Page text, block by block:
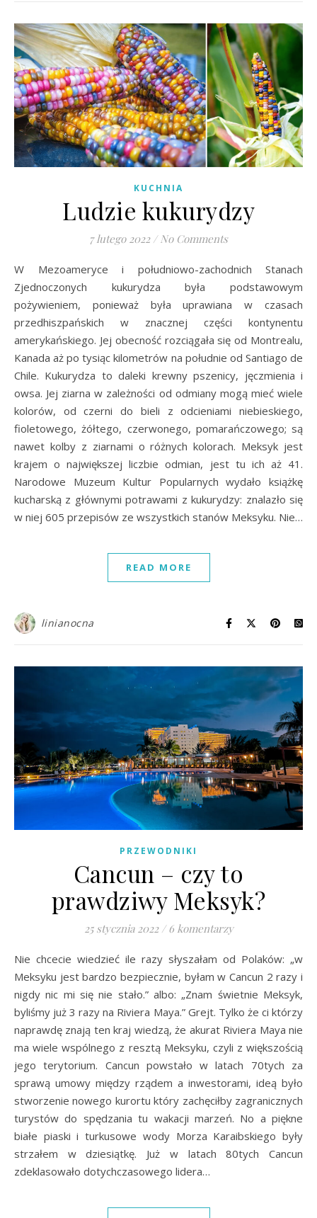
KUCHNIA
Ludzie kukurydzy
7 lutego 2022 / No Comments
W Mezoameryce i południowo-zachodnich Stanach
Zjednoczonych kukurydza była podstawowym
pożywieniem, ponieważ była uprawiana w czasach
przedhiszpańskich w znacznej części kontynentu
amerykańskiego. Jej obecność rozciągała się od Montrealu,
Kanada aż po tysiąc kilometrów na południe od Santiago de
Chile. Kukurydza to daleki krewny pszenicy, jęczmienia i
owsa. Jej ziarna w zależności od odmiany mogą mieć wiele
kolorów, od czerni do bieli z odcieniami niebieskiego,
fioletowego, żółtego, czerwonego, pomarańczowego; są
nawet kolby z ziarnami o różnych kolorach. Meksyk jest
krajem o największej liczbie odmian, jest tu ich aż 41.
Narodowe Muzeum Kultur Popularnych wydało książkę
kucharską z głównymi potrawami z kukurydzy: znalazło się
w niej 605 przepisów ze wszystkich stanów Meksyku. Nie…
READ MORE
linianocna
PRZEWODNIKI
Cancun – czy to
prawdziwy Meksyk?
25 stycznia 2022 / 6 komentarzy
Nie chcecie wiedzieć ile razy słyszałam od Polaków: „w
Meksyku jest bardzo bezpiecznie, byłam w Cancun 2 razy i
nigdy nic mi się nie stało.” albo: „Znam świetnie Meksyk,
byliśmy już 3 razy na Riviera Maya.” Grejt. Tylko że ci którzy
naprawdę znają ten kraj wiedzą, że akurat Riviera Maya nie
ma wiele wspólnego z resztą Meksyku, czyli z większością
jego terytorium. Cancun powstało w latach 70tych za
sprawą umowy między rządem a inwestorami, ideą było
stworzenie nowego kurortu który zachęciłby zagranicznych
turystów do spędzania tu wakacji marzeń. No a piękne
białe piaski i turkusowe wody Morza Karaibskiego były
strzałem w dziesiątkę. Już w latach 80tych Cancun
zdeklasowało dotychczasowego lidera…